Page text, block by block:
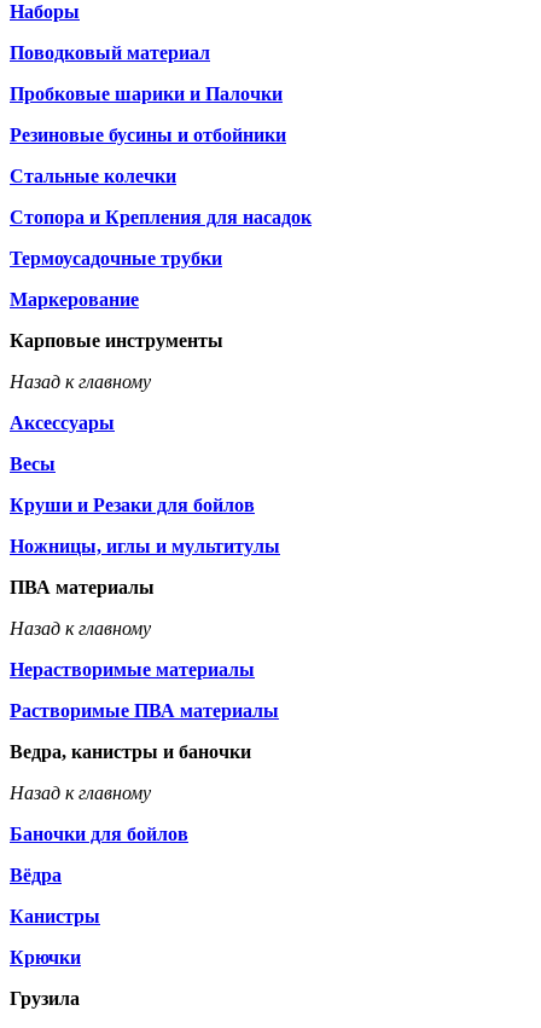
Наборы
Поводковый материал
Пробковые шарики и Палочки
Резиновые бусины и отбойники
Стальные колечки
Стопора и Крепления для насадок
Термоусадочные трубки
Маркерование
Карповые инструменты
Назад к главному
Аксессуары
Весы
Круши и Резаки для бойлов
Ножницы, иглы и мультитулы
ПВА материалы
Назад к главному
Нерастворимые материалы
Растворимые ПВА материалы
Ведра, канистры и баночки
Назад к главному
Баночки для бойлов
Вёдра
Канистры
Крючки
Грузила